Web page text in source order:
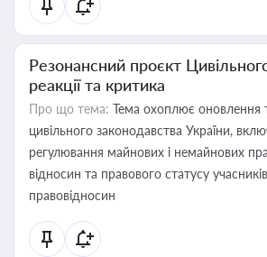
Резонансний проєкт
реакції та критика
Про що тема: Тема охоплює оновлення
цивільного законодавства України,
регулювання майнових і немайнових
відносин та правового статусу
правовідносин